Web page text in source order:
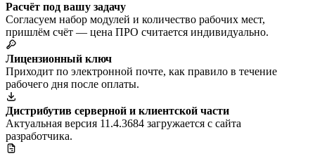
Расчёт под вашу задачу
Согласуем набор модулей и количество рабочих мест,
пришлём счёт — цена ПРО считается индивидуально.
Лицензионный ключ
Приходит по электронной почте, как правило в течение
рабочего дня после оплаты.
Дистрибутив серверной и клиентской части
Актуальная версия 11.4.3684 загружается с сайта
разработчика.